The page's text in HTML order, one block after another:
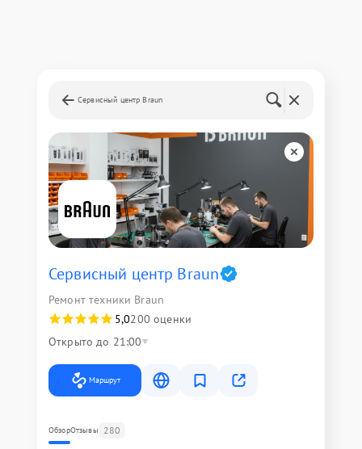
Сервисный центр Braun
Сервисный центр Braun
Ремонт техники Braun
5,0200 оценки
Открыто до 21:00
Маршрут
ОбзорОтзывы 280